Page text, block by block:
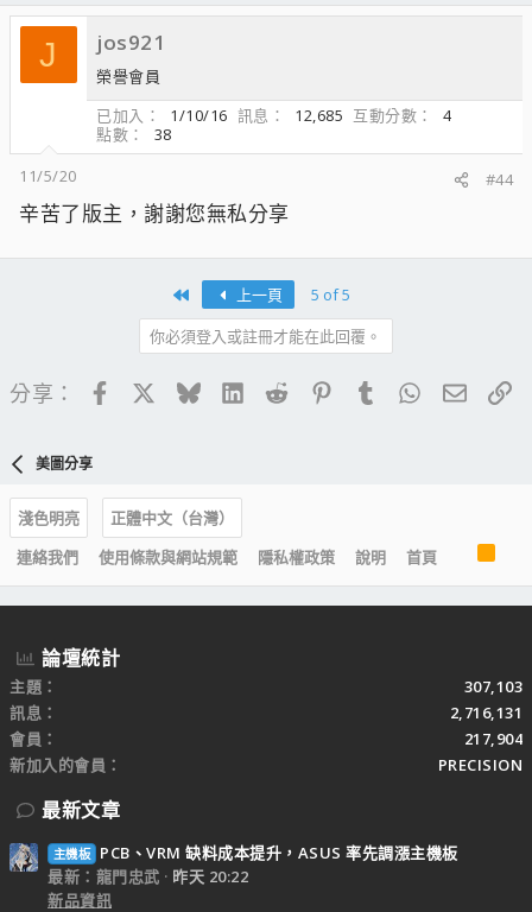
J jos921
榮譽會員
已加入
1/10/16 訊息 12,685 互動分數
4
點數
38
11/5/20
#44
辛苦了版主，謝謝您無私分享
上一頁
5 of 5
你必須登入或註冊才能在此回覆。
分享： FacebookBlueskyLinkedIn
Reddit PinterestTumblrWhatsApp
電子
美圖分享
淺色明亮
正體中文（台灣）
連絡我們
使用條款與網站規範 隱私權政策 說明 首頁
S
論壇統計
主題
307,103
訊息
2,716,131
會員
217,904
新加入的會員
PRECISION
最新文章
主機板
PCB、VRM 缺料成本提升，ASUS 率先調漲主機板
最新：龍門忠武
昨天 20:22
新品資訊